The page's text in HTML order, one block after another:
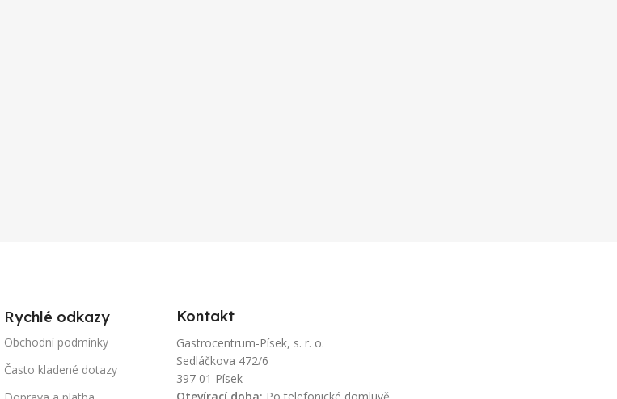
Rychlé odkazy
Obchodní podmínky
Často kladené dotazy
Kontakt
Gastrocentrum-Písek, s. r. o.
Sedláčkova 472/6
397 01 Písek